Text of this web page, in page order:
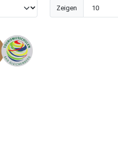
Zeigen